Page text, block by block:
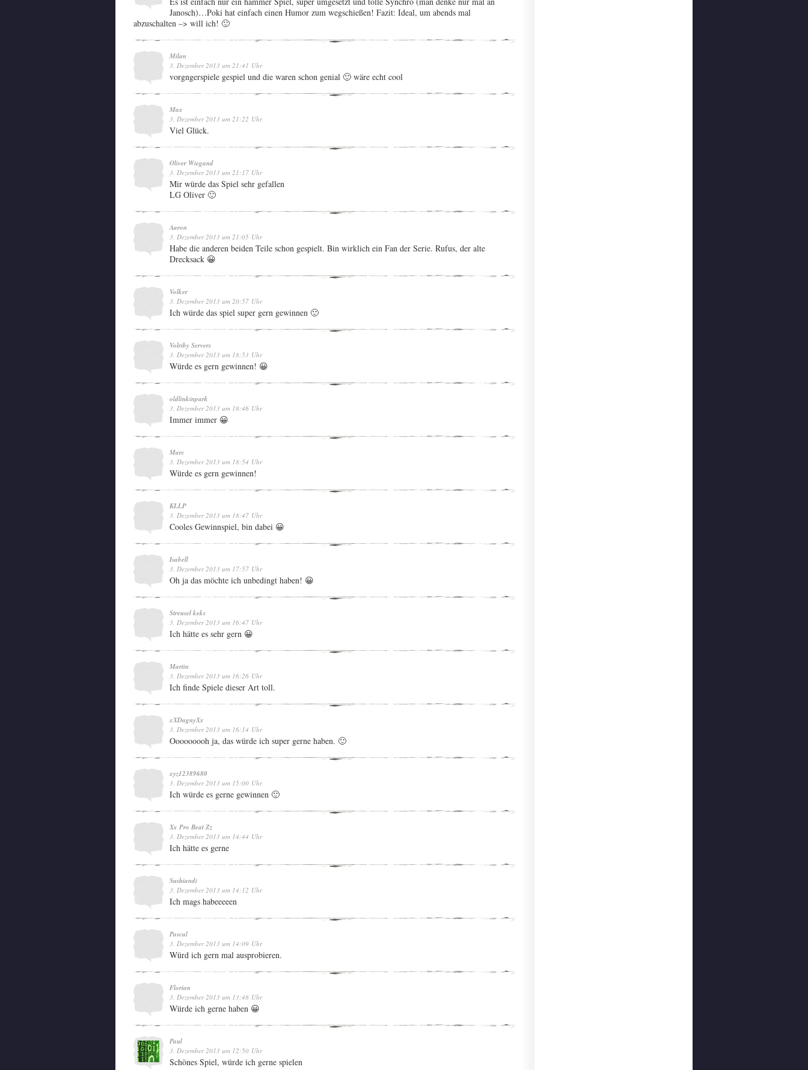
Janosch)…Poki hat einfach einen Humor zum wegschießen! Fazit: Ideal, um abends mal
abzuschalten –> will ich! 🙂
Milan
3. Dezember 2013 um 21:41 Uhr
vorgngerspiele gespiel und die waren schon genial 🙂 wäre echt cool
Max
3. Dezember 2013 um 21:22 Uhr
Viel Glück.
Oliver Wiegand
3. Dezember 2013 um 21:17 Uhr
Mir würde das Spiel sehr gefallen
LG Oliver 🙂
Aaron
3. Dezember 2013 um 21:05 Uhr
Habe die anderen beiden Teile schon gespielt. Bin wirklich ein Fan der Serie. Rufus, der alte
Drecksack 😀
Volker
3. Dezember 2013 um 20:57 Uhr
Ich würde das spiel super gern gewinnen 🙂
Volriby Servers
3. Dezember 2013 um 18:53 Uhr
Würde es gern gewinnen! 😀
oldlinkinpark
3. Dezember 2013 um 18:46 Uhr
Immer immer 😀
Marc
3. Dezember 2013 um 18:54 Uhr
Würde es gern gewinnen!
KLLP
3. Dezember 2013 um 18:47 Uhr
Cooles Gewinnspiel, bin dabei 😀
Isabell
3. Dezember 2013 um 17:57 Uhr
Oh ja das möchte ich unbedingt haben! 😀
Streusel keks
3. Dezember 2013 um 16:47 Uhr
Ich hätte es sehr gern 😀
Martin
3. Dezember 2013 um 16:26 Uhr
Ich finde Spiele dieser Art toll.
xXDagnyXx
3. Dezember 2013 um 16:14 Uhr
Ooooooooh ja, das würde ich super gerne haben. 🙂
xyz12389680
3. Dezember 2013 um 15:00 Uhr
Ich würde es gerne gewinnen 🙂
Xx Pro Beat Zz
3. Dezember 2013 um 14:44 Uhr
Ich hätte es gerne
Sushiandi
3. Dezember 2013 um 14:12 Uhr
Ich mags habeeeeen
Pascal
3. Dezember 2013 um 14:09 Uhr
Würd ich gern mal ausprobieren.
Florian
3. Dezember 2013 um 13:48 Uhr
Würde ich gerne haben 😀
Paul
3. Dezember 2013 um 12:50 Uhr
Schönes Spiel, würde ich gerne spielen